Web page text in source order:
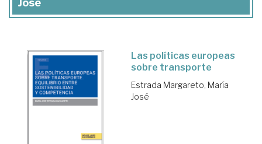
Las políticas europeas
sobre transporte
Estrada Margareto, María
José